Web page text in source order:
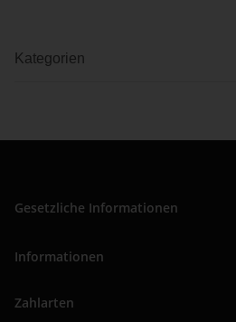
Kategorien
Gesetzliche Informationen
Informationen
Zahlarten